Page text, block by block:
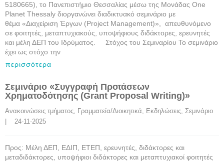
5180665), το Πανεπιστήμιο Θεσσαλίας μέσω της Μονάδας One
Planet Thessaly διοργανώνει διαδικτυακό σεμινάριο με
θέμα «Διαχείριση Έργων (Project Management)», απευθυνόμενο
σε φοιτητές, μεταπτυχιακούς, υποψήφιους διδάκτορες, ερευνητές
και μέλη ΔΕΠ του Ιδρύματος. Στόχος του Σεμιναρίου Το σεμινάριο
έχει ως στόχο την
περισσότερα
Σεμινάριο «Συγγραφή Προτάσεων
Χρηματοδότησης (Grant Proposal Writing)»
Ανακοινώσεις τμήματος, Γραμματεία/Διοικητικά, Εκδηλώσεις, Σεμινάριο
|    24-11-2025
Προς: Μέλη ΔΕΠ, ΕΔΙΠ, ΕΤΕΠ, ερευνητές, διδάκτορες και
μεταδιδάκτορες, υποψήφιοι διδάκτορες και μεταπτυχιακοί φοιτητές